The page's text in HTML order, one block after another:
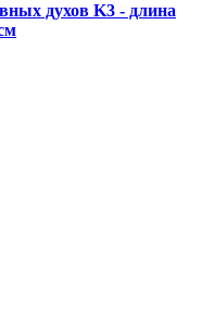
духов K3 - длина